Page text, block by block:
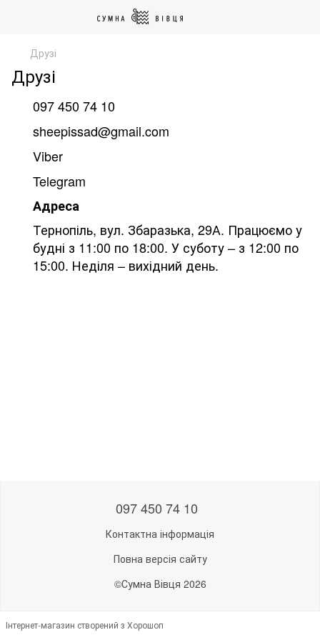
Друзі
Друзі
097 450 74 10
sheepissad@gmail.com
Viber
Telegram
Адреса
Тернопіль, вул. Збаразька, 29А‎‎‎‎‎. Працюємо у
будні з 11:00 по 18:00. У суботу – з 12:00 по
15:00‏‎‏‎. Неділя – вихідний день.
097 450 74 10
Контактна інформація
Повна версія сайту
©Сумна Вівця 2026
Інтернет-магазин створений з Хорошоп